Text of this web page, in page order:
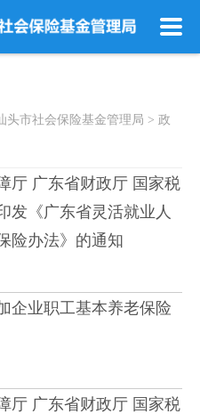
头市社会保险基金管理局 > 政
厅 广东省财政厅 国家税
发《广东省灵活就业人
险办法》的通知
企业职工基本养老保险
厅 广东省财政厅 国家税